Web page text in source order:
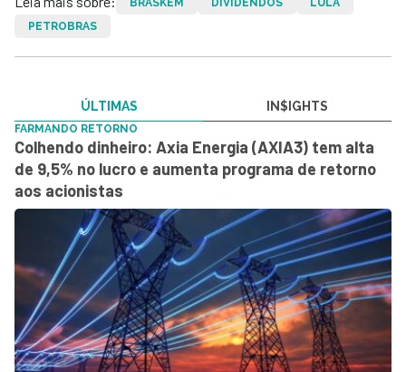
BRASKEM DIVIDENDOS
LULA
PETROBRAS
ÚLTIMAS IN$IGHTS
FARMANDO RETORNO
Colhendo dinheiro: Axia Energia (AXIA3) tem alta
de 9,5% no lucro e aumenta programa de retorno
aos acionistas